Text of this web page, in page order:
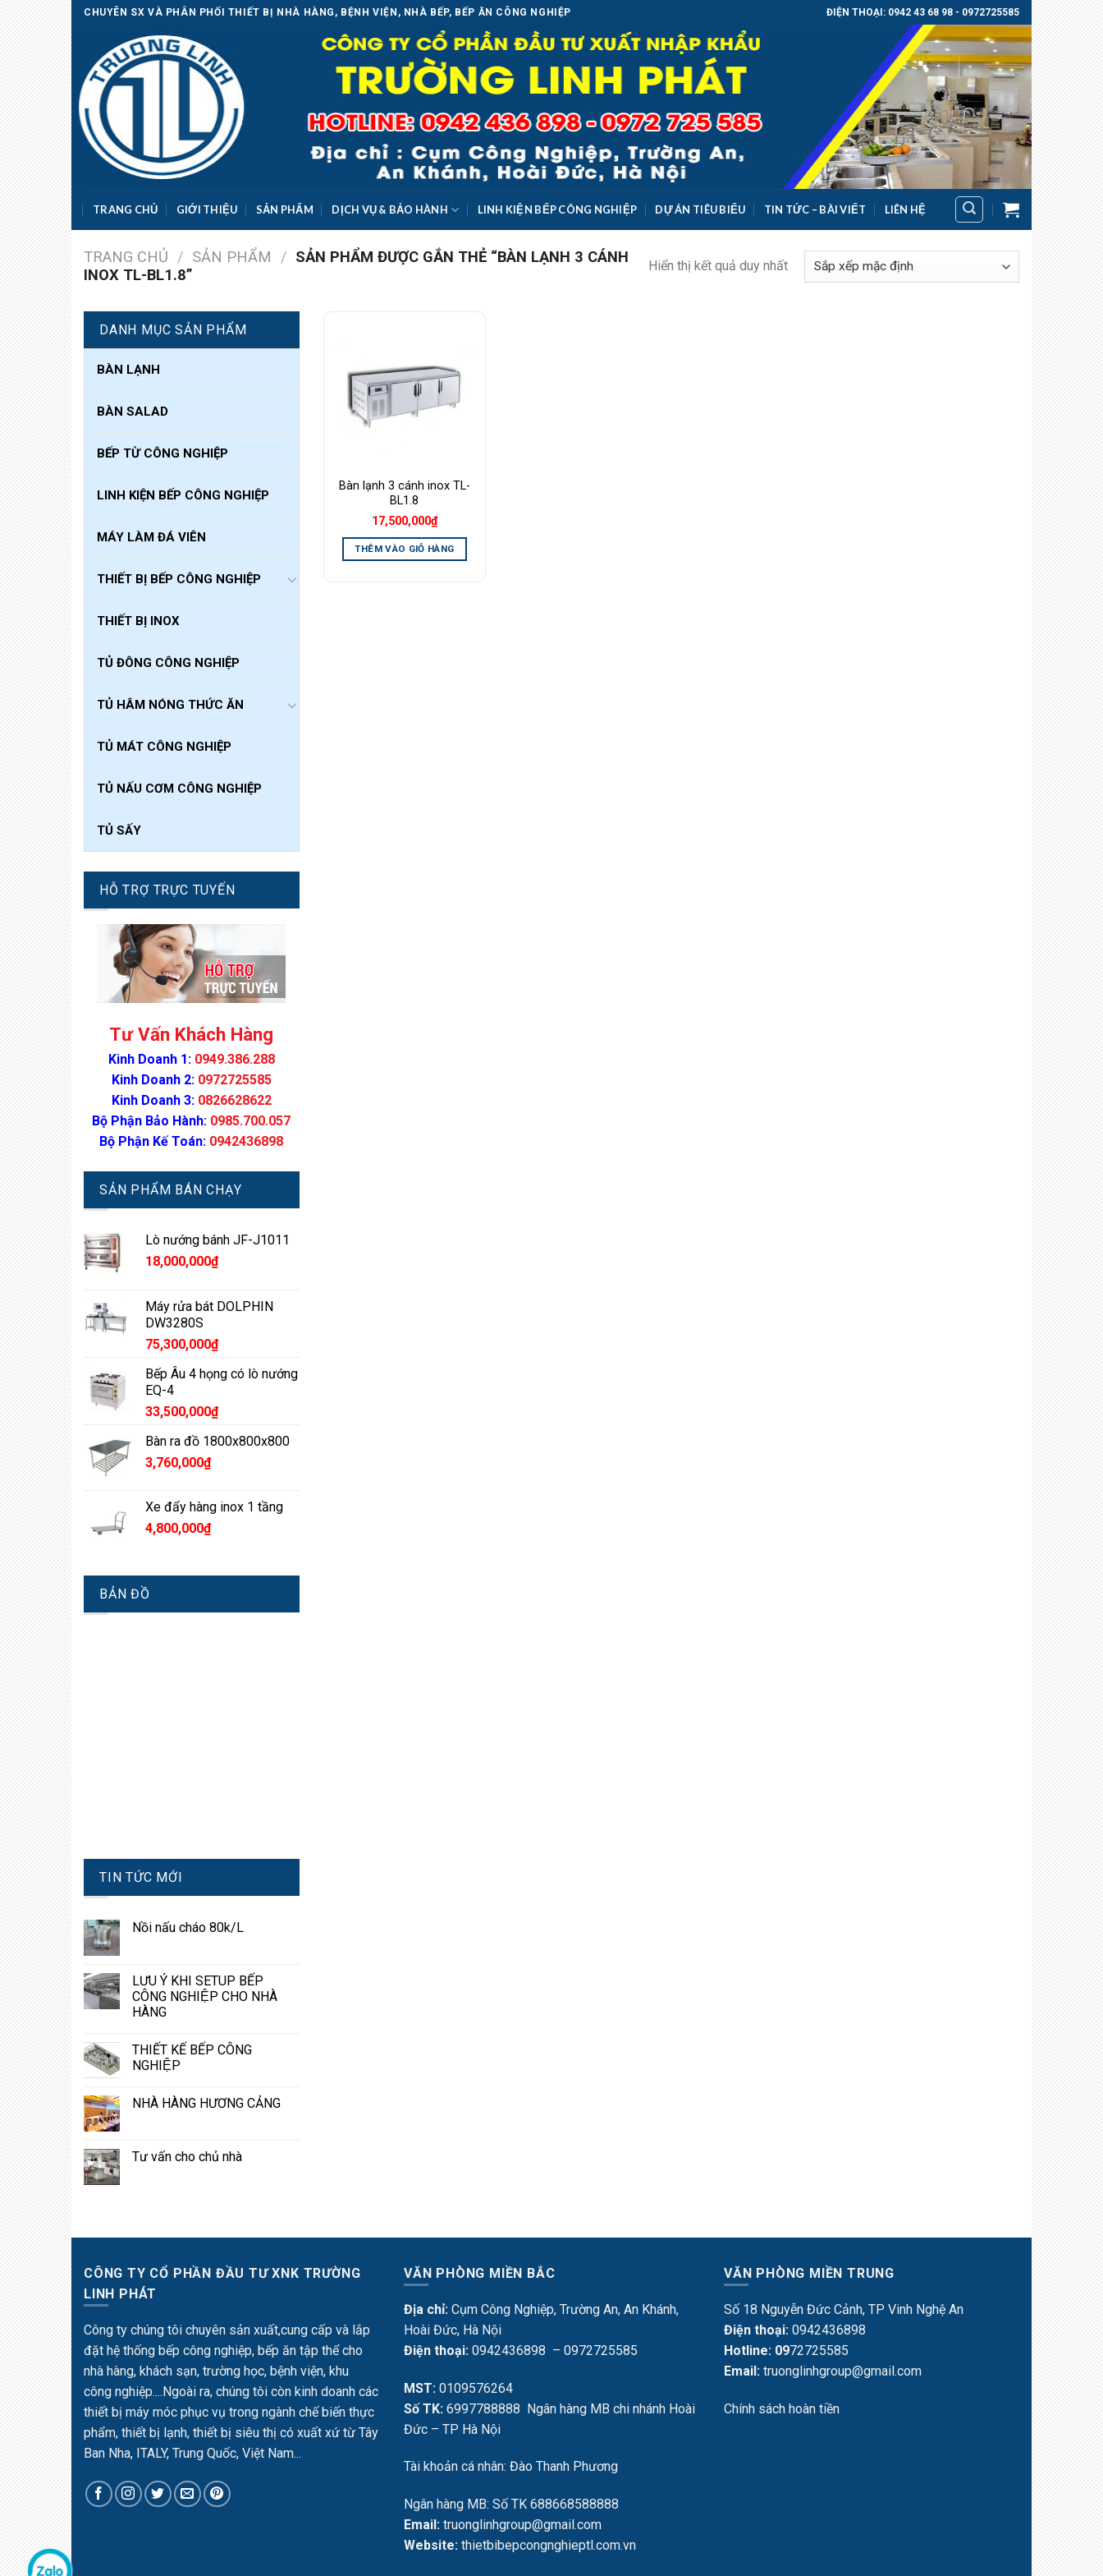
Skip
to
content
CHUYÊN SX VÀ PHÂN PHỐI THIẾT BỊ NHÀ HÀNG, BỆNH VIỆN, NHÀ BẾP, BẾP ĂN CÔNG NGHIỆP ĐIỆN THOẠI: 0942 43 68 98 - 0972725585
TRANG CHỦ GIỚI THIỆU SẢN PHẨM DỊCH VỤ & BẢO HÀNH LINH KIỆN BẾP CÔNG NGHIỆP DỰ ÁN TIÊU BIỂU TIN TỨC – BÀI VIẾT LIÊN HỆ
TRANG CHỦ / SẢN PHẨM / SẢN PHẨM ĐƯỢC GẮN THẺ “BÀN LẠNH 3 CÁNH
INOX TL-BL1.8”
Hiển thị kết quả duy nhất
DANH MỤC SẢN PHẨM
BÀN LẠNH
BÀN SALAD
BẾP TỪ CÔNG NGHIỆP
LINH KIỆN BẾP CÔNG NGHIỆP
MÁY LÀM ĐÁ VIÊN
THIẾT BỊ BẾP CÔNG NGHIỆP
THIẾT BỊ INOX
TỦ ĐÔNG CÔNG NGHIỆP
TỦ HÂM NÓNG THỨC ĂN
TỦ MÁT CÔNG NGHIỆP
TỦ NẤU CƠM CÔNG NGHIỆP
TỦ SẤY
HỖ TRỢ TRỰC TUYẾN
Tư Vấn Khách Hàng
Kinh Doanh 1: 0949.386.288
Kinh Doanh 2: 0972725585
Kinh Doanh 3: 0826628622
Bộ Phận Bảo Hành: 0985.700.057
Bộ Phận Kế Toán: 0942436898
SẢN PHẨM BÁN CHẠY
Lò nướng bánh JF-J1011
18,000,000₫
Máy rửa bát DOLPHIN
DW3280S
75,300,000₫
Bếp Âu 4 họng có lò nướng
EQ-4
33,500,000₫
Bàn ra đồ 1800x800x800
3,760,000₫
Xe đẩy hàng inox 1 tầng
4,800,000₫
BẢN ĐỒ
TIN TỨC MỚI
Nồi nấu cháo 80k/L
LƯU Ý KHI SETUP BẾP
CÔNG NGHIỆP CHO NHÀ
HÀNG
THIẾT KẾ BẾP CÔNG
NGHIỆP
NHÀ HÀNG HƯƠNG CẢNG
Tư vấn cho chủ nhà
Wishlist
Bàn lạnh 3 cánh inox TL-
BL1.8
17,500,000₫
THÊM VÀO GIỎ HÀNG
CÔNG TY CỔ PHẦN ĐẦU TƯ XNK TRƯỜNG
LINH PHÁT
Công ty chúng tôi chuyên sản xuất,cung cấp và lắp
đặt hệ thống bếp công nghiệp, bếp ăn tập thể cho
nhà hàng, khách sạn, trường học, bệnh viện, khu
công nghiệp....Ngoài ra, chúng tôi còn kinh doanh các
thiết bị máy móc phục vụ trong ngành chế biến thực
phẩm, thiết bị lạnh, thiết bị siêu thị có xuất xứ từ Tây
Ban Nha, ITALY, Trung Quốc, Việt Nam...
VĂN PHÒNG MIỀN BẮC
Địa chỉ: Cụm Công Nghiệp, Trường An, An Khánh,
Hoài Đức, Hà Nội
Điện thoại: 0942436898 – 0972725585
MST: 0109576264
Số TK: 6997788888 Ngân hàng MB chi nhánh Hoài
Đức – TP Hà Nội
Tài khoản cá nhân: Đào Thanh Phương
Ngân hàng MB: Số TK 688668588888
Email: truonglinhgroup@gmail.com
Website: thietbibepcongnghieptl.com.vn
VĂN PHÒNG MIỀN TRUNG
Số 18 Nguyễn Đức Cảnh, TP Vinh Nghệ An
Điện thoại: 0942436898
Hotline: 0972725585
Email: truonglinhgroup@gmail.com
Chính sách hoàn tiền